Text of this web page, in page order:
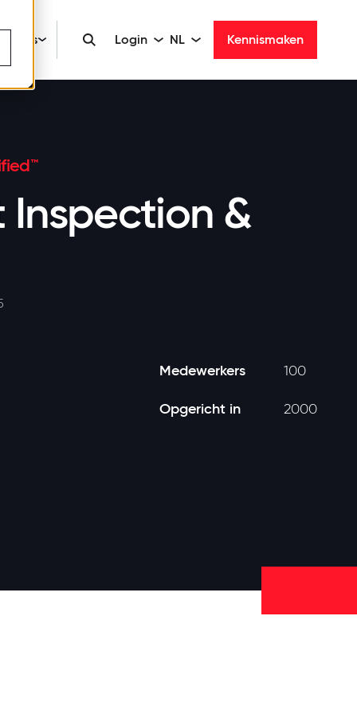
ons Login NL Kennismaken
Inspection &
Medewerkers
Opgericht in
100
2000